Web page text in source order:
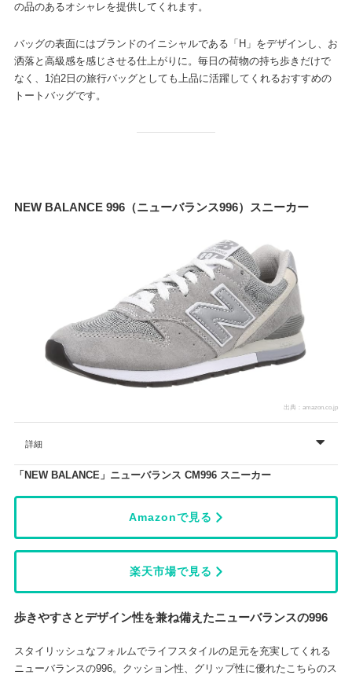
の品のあるオシャレを提供してくれます。
バッグの表面にはブランドのイニシャルである「H」をデザインし、お
洒落と高級感を感じさせる仕上がりに。毎日の荷物の持ち歩きだけで
なく、1泊2日の旅行バッグとしても上品に活躍してくれるおすすめの
トートバッグです。
NEW BALANCE 996（ニューバランス996）スニーカー
出典：amazon.co.jp
詳細
「NEW BALANCE」ニューバランス CM996 スニーカー
Amazonで見る
楽天市場で見る
歩きやすさとデザイン性を兼ね備えたニューバランスの996
スタイリッシュなフォルムでライフスタイルの足元を充実してくれる
ニューバランスの996。クッション性、グリップ性に優れたこちらのス